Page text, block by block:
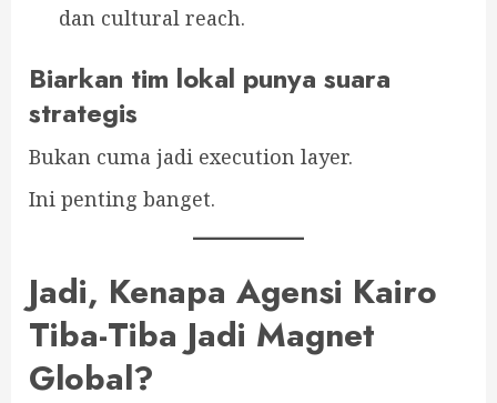
dan cultural reach.
Biarkan tim lokal punya suara
strategis
Bukan cuma jadi execution layer.
Ini penting banget.
Jadi, Kenapa Agensi Kairo
Tiba-Tiba Jadi Magnet
Global?